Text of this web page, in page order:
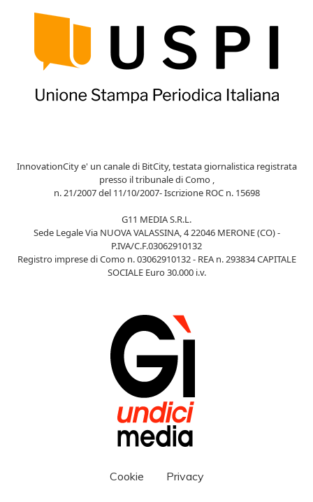
InnovationCity e' un canale di BitCity, testata giornalistica registrata
presso il tribunale di Como ,
n. 21/2007 del 11/10/2007- Iscrizione ROC n. 15698
G11 MEDIA S.R.L.
Sede Legale Via NUOVA VALASSINA, 4 22046 MERONE (CO) -
P.IVA/C.F.03062910132
Registro imprese di Como n. 03062910132 - REA n. 293834 CAPITALE
SOCIALE Euro 30.000 i.v.
Cookie Privacy